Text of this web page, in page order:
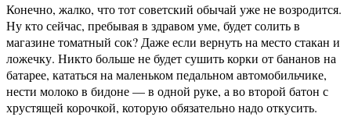
Конечно, жалко, что тот советский обычай уже не возродится.
Ну кто сейчас, пребывая в здравом уме, будет солить в
магазине томатный сок? Даже если вернуть на место стакан и
ложечку. Никто больше не будет сушить корки от бананов на
батарее, кататься на маленьком педальном автомобильчике,
нести молоко в бидоне — в одной руке, а во второй батон с
хрустящей корочкой, которую обязательно надо откусить.